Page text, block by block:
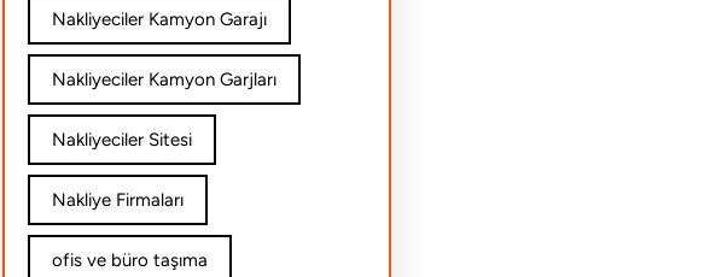
Nakliyeciler Kamyon Garajı
Nakliyeciler Kamyon Garjları
Nakliyeciler Sitesi
Nakliye Firmaları
ofis ve büro taşıma